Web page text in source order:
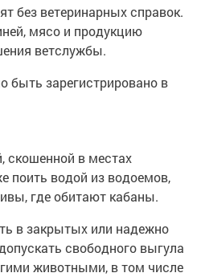
без ветеринарных справок.
мясо и продукцию
ветслужбы.
быть зарегистрировано в
скошенной в местах
поить водой из водоемов,
где обитают кабаны.
в закрытых или надежно
свободного выгула
животными, в том числе